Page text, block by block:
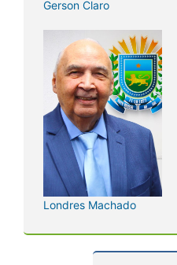
Gerson Claro
Londres Machado